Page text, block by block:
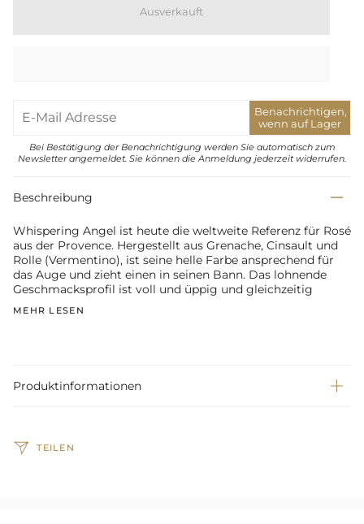
Ausverkauft
Benachrichtigen,
wenn auf Lager
Bei Bestätigung der Benachrichtigung werden Sie automatisch zum
Newsletter angemeldet. Sie können die Anmeldung jederzeit widerrufen.
Beschreibung
Whispering Angel ist heute die weltweite Referenz für Rosé
aus der Provence. Hergestellt aus Grenache, Cinsault und
Rolle (Vermentino), ist seine helle Farbe ansprechend für
das Auge und zieht einen in seinen Bann. Das lohnende
Geschmacksprofil ist voll und üppig und gleichzeitig
MEHR LESEN
Produktinformationen
TEILEN